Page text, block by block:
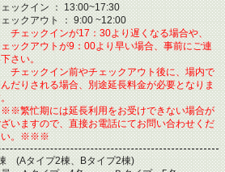
ックイン ： 13:00~17:30
ックアウト ： 9:00 ~12:00
ェックインが17：30より遅くなる場合や、
ックアウトが9：00より早い場合、事前にご連
さい。
ェックイン前やチェックアウト後に、場内で
だりされる場合、別途延長料金が必要となりま
繁忙期には延長利用をお受けできない場合が
いますので、直接お電話にてお問い合わせくだ
い。※※※
(Aタイプ2棟、Bタイプ2棟)